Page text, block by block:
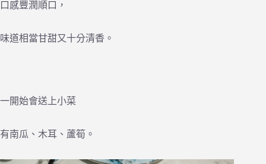
口感豐潤順口，
味道相當甘甜又十分清香。
一開始會送上小菜
有南瓜、木耳、蘆筍。